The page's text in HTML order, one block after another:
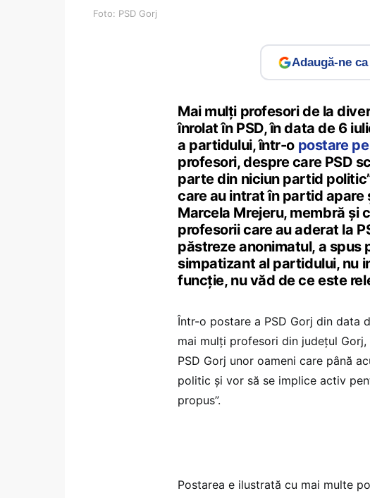
Foto: PSD Gorj
Adaugă-ne
Mai mulți profesori de la
înrolat în PSD, în data de 6
a partidului, într-o postare
profesori, despre care PSD
parte din niciun partid
care au intrat în partid
Marcela Mrejeru, membră și
profesorii care au aderat la
păstreze anonimatul, a spus
simpatizant al partidului, nu
funcție, nu văd de ce este
Într-o postare a PSD Gorj din data
mai mulți profesori din județul
PSD Gorj unor oameni care până
politic și vor să se implice activ
propus”.
Postarea e ilustrată cu mai multe